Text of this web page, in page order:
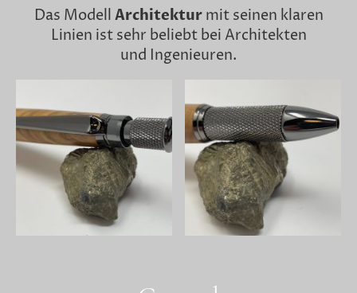
Das Modell Architekturmit seinen klaren
Linien ist sehr beliebt bei Architekten
und Ingenieuren.